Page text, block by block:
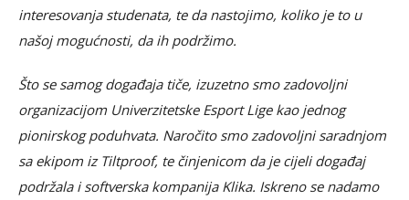
interesovanja studenata, te da nastojimo, koliko je to u
našoj mogućnosti, da ih podržimo.
Što se samog događaja tiče, izuzetno smo zadovoljni
organizacijom Univerzitetske Esport Lige kao jednog
pionirskog poduhvata. Naročito smo zadovoljni saradnjom
sa ekipom iz Tiltproof, te činjenicom da je cijeli događaj
podržala i softverska kompanija Klika. Iskreno se nadamo